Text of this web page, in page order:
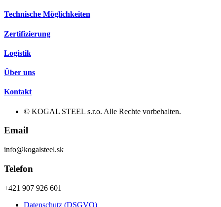
Technische Möglichkeiten
Zertifizierung
Logistik
Über uns
Kontakt
© KOGAL STEEL s.r.o. Alle Rechte vorbehalten.
Email
info@kogalsteel.sk
Telefon
+421 907 926 601
Datenschutz (DSGVO)